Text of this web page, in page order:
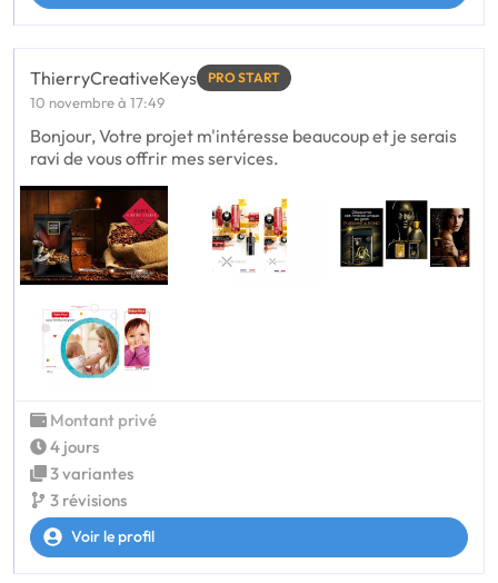
ThierryCreativeKeys PRO START
10 novembre à 17:49
Bonjour, Votre projet m'intéresse beaucoup et je serais
ravi de vous offrir mes services.
Montant privé
4 jours
3 variantes
3 révisions
Voir le profil